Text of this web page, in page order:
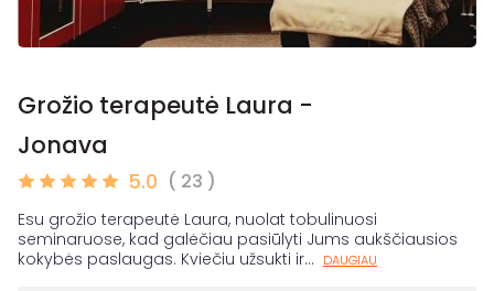
Grožio terapeutė Laura -
Jonava
5.0 ( 23 )
Esu grožio terapeutė Laura, nuolat tobulinuosi
seminaruose, kad galėčiau pasiūlyti Jums aukščiausios
kokybės paslaugas. Kviečiu užsukti ir... DAUGIAU